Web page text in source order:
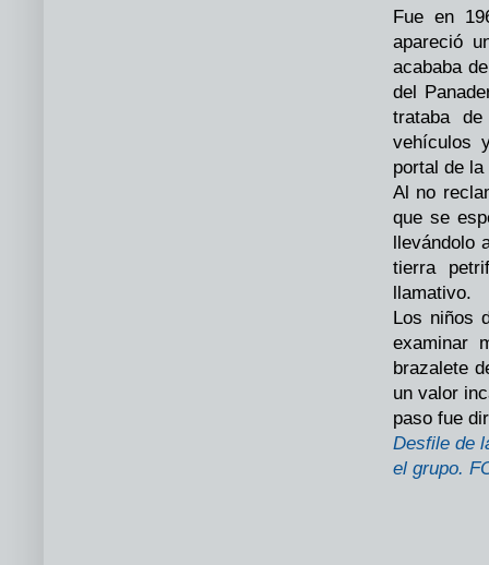
Fue en
apareció
acababa
del
trataba
vehículos
portal de
Al no
que se
tierra
llamativo.
Los niños
examinar
brazalete
un valor
paso fue
Desfile de
el grupo.